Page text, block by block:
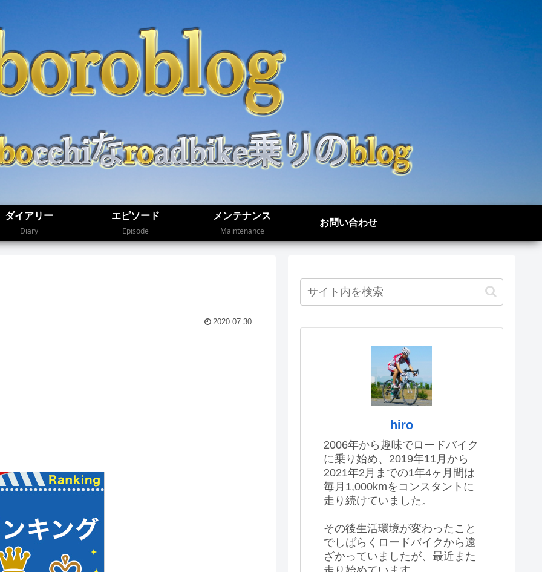
ダイアリー
Diary
エピソード
Episode
メンテナンス
Maintenance
お問い合わせ
2020.07.30
hiro
2006年から趣味でロードバイク
に乗り始め、2019年11月から
2021年2月までの1年4ヶ月間は
毎月1,000kmをコンスタントに
走り続けていました。
その後生活環境が変わったこと
でしばらくロードバイクから遠
ざかっていましたが、最近また